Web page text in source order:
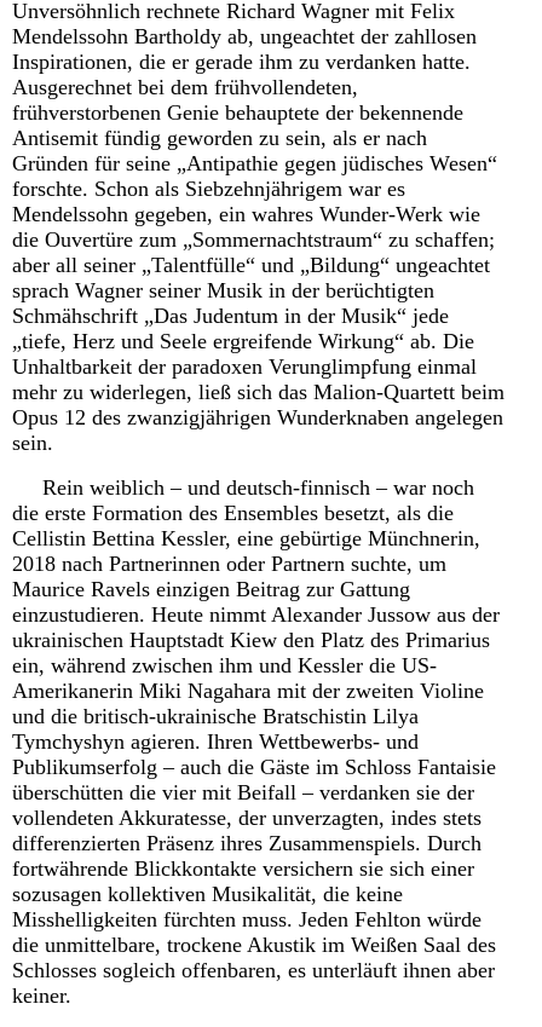
Unversöhnlich rechnete Richard Wagner mit Felix
Mendelssohn Bartholdy ab, ungeachtet der zahllosen
Inspirationen, die er gerade ihm zu verdanken hatte.
Ausgerechnet bei dem frühvollendeten,
frühverstorbenen Genie behauptete der bekennende
Antisemit fündig geworden zu sein, als er nach
Gründen für seine „Antipathie gegen jüdisches Wesen“
forschte. Schon als Siebzehnjährigem war es
Mendelssohn gegeben, ein wahres Wunder-Werk wie
die Ouvertüre zum „Sommernachtstraum“ zu schaffen;
aber all seiner „Talentfülle“ und „Bildung“ ungeachtet
sprach Wagner seiner Musik in der berüchtigten
Schmähschrift „Das Judentum in der Musik“ jede
„tiefe, Herz und Seele ergreifende Wirkung“ ab. Die
Unhaltbarkeit der paradoxen Verunglimpfung einmal
mehr zu widerlegen, ließ sich das Malion-Quartett beim
Opus 12 des zwanzigjährigen Wunderknaben angelegen
sein.
Rein weiblich – und deutsch-finnisch – war noch
die erste Formation des Ensembles besetzt, als die
Cellistin Bettina Kessler, eine gebürtige Münchnerin,
2018 nach Partnerinnen oder Partnern suchte, um
Maurice Ravels einzigen Beitrag zur Gattung
einzustudieren. Heute nimmt Alexander Jussow aus der
ukrainischen Hauptstadt Kiew den Platz des Primarius
ein, während zwischen ihm und Kessler die US-
Amerikanerin Miki Nagahara mit der zweiten Violine
und die britisch-ukrainische Bratschistin Lilya
Tymchyshyn agieren. Ihren Wettbewerbs- und
Publikumserfolg – auch die Gäste im Schloss Fantaisie
überschütten die vier mit Beifall – verdanken sie der
vollendeten Akkuratesse, der unverzagten, indes stets
differenzierten Präsenz ihres Zusammenspiels. Durch
fortwährende Blickkontakte versichern sie sich einer
sozusagen kollektiven Musikalität, die keine
Misshelligkeiten fürchten muss. Jeden Fehlton würde
die unmittelbare, trockene Akustik im Weißen Saal des
Schlosses sogleich offenbaren, es unterläuft ihnen aber
keiner.